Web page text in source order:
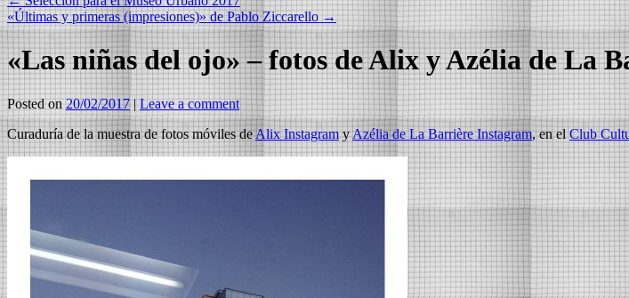
«Últimas y primeras (impresiones)» de Pablo Ziccarello →
«Las niñas del ojo» – fotos de Alix y Azélia de La
Posted on 20/02/2017 | Leave a comment
Curaduría de la muestra de fotos móviles deAlix Instagram y Azélia de La Barrière Instagram, en elClub